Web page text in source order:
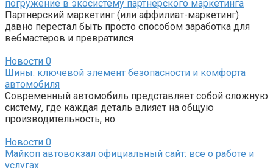
погружение в экосистему партнерского маркетинга
Партнерский маркетинг (или аффилиат-маркетинг)
давно перестал быть просто способом заработка для
вебмастеров и превратился
Новости 0
Шины: ключевой элемент безопасности и комфорта
автомобиля
Современный автомобиль представляет собой сложную
систему, где каждая деталь влияет на общую
производительность, но
Новости 0
Майкоп автовокзал официальный сайт: все о работе и
услугах